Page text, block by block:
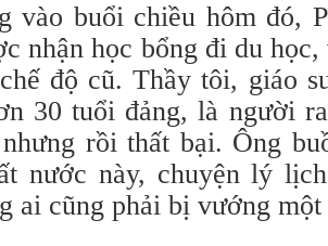
vào buổi chiều hôm đó,
nhận học bổng đi du
độ cũ. Thầy tôi, giáo
30 tuổi đảng, là người
rồi thất bại. Ông
nước này, chuyện lý
ai cũng phải bị vướng